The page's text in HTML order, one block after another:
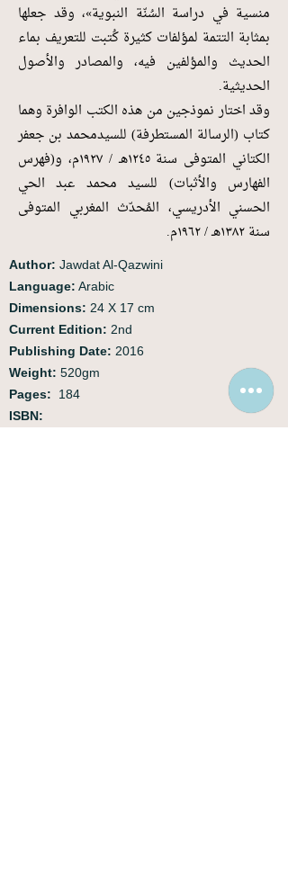
منسية في دراسة السُنّة النبوية»، وقد جعلها
بمثابة التتمة لمؤلفات كثيرة كُتبت للتعريف بماء
الحديث والمؤلفين فيه، والمصادر والأصول
الحديثية.
وقد اختار نموذجين من هذه الكتب الوافرة وهما
كتاب (الرسالة المستطرفة) للسيدمحمد بن جعفر
الكتاني المتوفى سنة ١٢٤٥هـ / ١٩٢٧م، و(فهرس
الفهارس والأثبات) للسيد محمد عبد الحي
الحسني الأدريسي، المُحدّث المغربي المتوفى
سنة ١٣٨٢هـ / ١٩٦٢م.
Author: Jawdat Al-Qazwini
Language: Arabic
Dimensions: 24 X 17 cm
Current Edition: 2nd
Publishing Date: 2016
Weight: 520gm
Pages: 184
ISBN: